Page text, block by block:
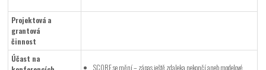
Projektová a
grantová
činnost
Účast na
SCORE se mění – zápas ještě zdaleka nekončí aneb modelové